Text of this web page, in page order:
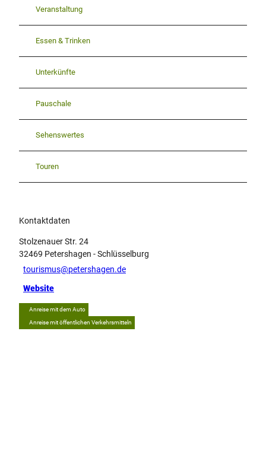
Veranstaltung
Essen & Trinken
Unterkünfte
Pauschale
Sehenswertes
Touren
Kontaktdaten
Stolzenauer Str. 24
32469 Petershagen - Schlüsselburg
tourismus@petershagen.de
Website
Anreise mit dem Auto
Anreise mit öffentlichen Verkehrsmitteln